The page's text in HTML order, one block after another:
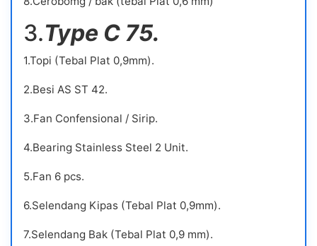
3.Type C 75.
1.Topi (Tebal Plat 0,9mm).
2.Besi AS ST 42.
3.Fan Confensional / Sirip.
4.Bearing Stainless Steel 2 Unit.
5.Fan 6 pcs.
6.Selendang Kipas (Tebal Plat 0,9mm).
7.Selendang Bak (Tebal Plat 0,9 mm).